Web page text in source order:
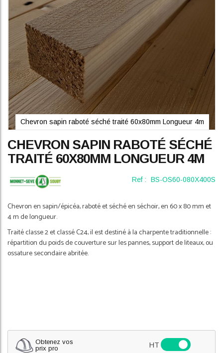
CHEVRON SAPIN RABOTÉ SÉCHÉ
TRAITÉ 60X80MM LONGUEUR 4M
Ref : BS-OS60-080X400S
Chevron en sapin/épicéa, raboté et séché en séchoir, en 60 x 80 mm et
4 m de longueur.
Traité classe 2 et classé C24, il est destiné à la charpente traditionnelle :
répartition du poids de couverture sur les pannes, support de liteaux, ou
ossature secondaire abritée.
Chevron sapin raboté séché traité 60x80mm Longueur 4m
to
the
beginning
the
Obtenez vos
prix pro
HT